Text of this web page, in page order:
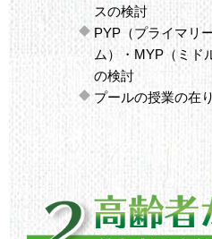
スの検討
PYP（プライマリ
ム）・MYP（ミド
の検討
プールの授業の在